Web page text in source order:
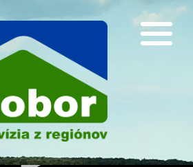
Protidrogová prevencia vo vlaku